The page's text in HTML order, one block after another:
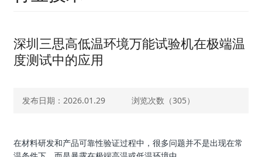
深圳三思高低温环境万能试验机在极端温
度测试中的应用
发布日期：2026.01.29 浏览次数（305）
在材料研发和产品可靠性验证过程中，很多问题并不是出现在常